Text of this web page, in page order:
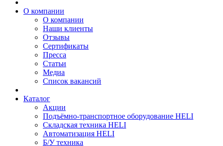
О компании
О компании
Наши клиенты
Отзывы
Сертификаты
Пресса
Статьи
Медиа
Список вакансий
Каталог
Акции
Подъёмно-транспортное оборудование HELI
Складская техника HELI
Автоматизация HELI
Б/У техника